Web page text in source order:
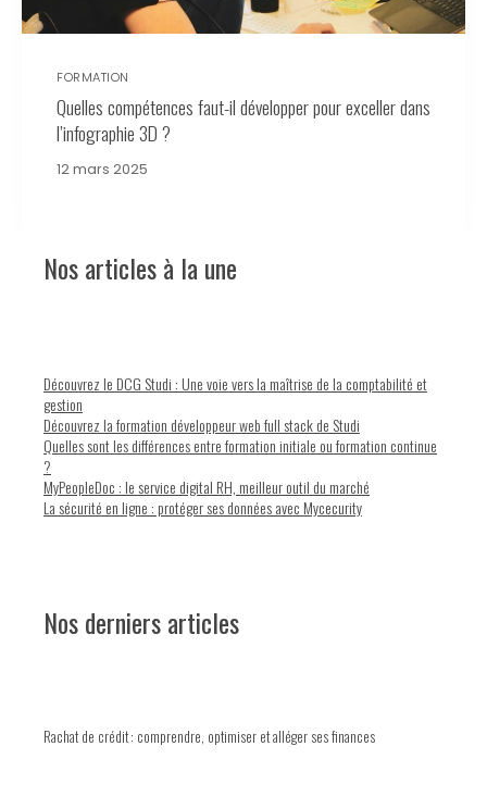
FORMATION
Quelles compétences faut-il développer pour exceller dans
l’infographie 3D ?
12 mars 2025
Nos articles à la une
Découvrez le DCG Studi : Une voie vers la maîtrise de la comptabilité et
gestion
Découvrez la formation développeur web full stack de Studi
Quelles sont les différences entre formation initiale ou formation continue
?
MyPeopleDoc : le service digital RH, meilleur outil du marché
La sécurité en ligne : protéger ses données avec Mycecurity
Nos derniers articles
Rachat de crédit : comprendre, optimiser et alléger ses finances